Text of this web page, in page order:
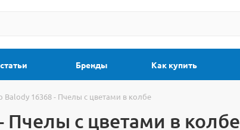
Бренды Как купить
Balody 16368 - Пчелы с цветами в колбе
Пчелы с цветами в колбе